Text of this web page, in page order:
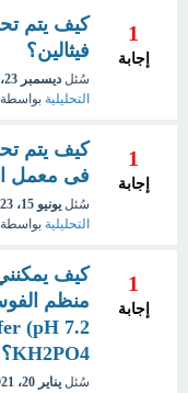
1
إجابة
كيف يتم
فيثالين؟
سُئل ديسمبر 23، 2023
التحليلية بواسطة
1
إجابة
كيف يتم
فى معمل
سُئل يونيو 15، 2023
التحليلية بواسطة
1
إجابة
كيف
KH2PO4؟؟
سُئل يناير 20، 2021